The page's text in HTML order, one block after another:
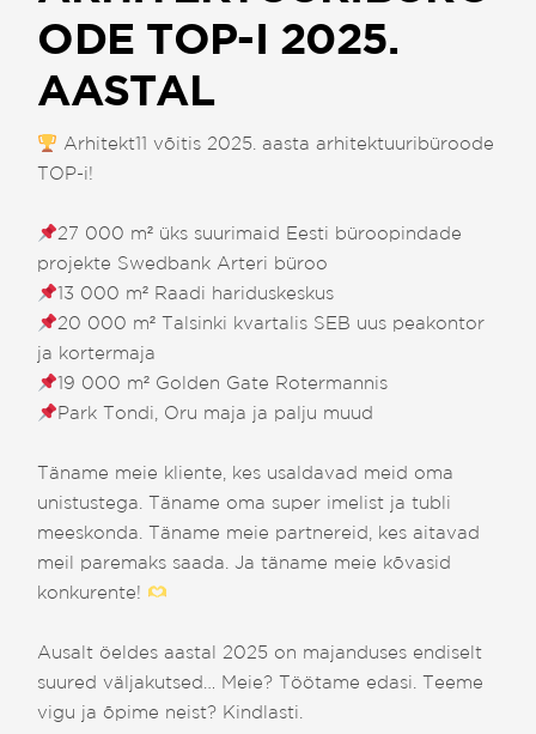
ODE TOP-I 2025.
AASTAL
Arhitekt11 võitis 2025. aasta arhitektuuribüroode
TOP-i!
27 000 m² üks suurimaid Eesti büroopindade
projekte Swedbank Arteri büroo
13 000 m² Raadi hariduskeskus
20 000 m² Talsinki kvartalis SEB uus peakontor
ja kortermaja
19 000 m² Golden Gate Rotermannis
Park Tondi, Oru maja ja palju muud
Täname meie kliente, kes usaldavad meid oma
unistustega. Täname oma super imelist ja tubli
meeskonda. Täname meie partnereid, kes aitavad
meil paremaks saada. Ja täname meie kõvasid
konkurente!
Ausalt öeldes aastal 2025 on majanduses endiselt
suured väljakutsed… Meie? Töötame edasi. Teeme
vigu ja õpime neist? Kindlasti.